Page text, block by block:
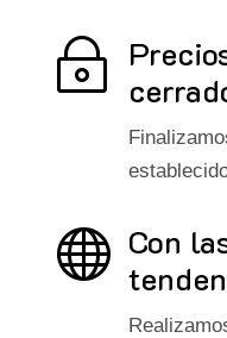
~
 Con